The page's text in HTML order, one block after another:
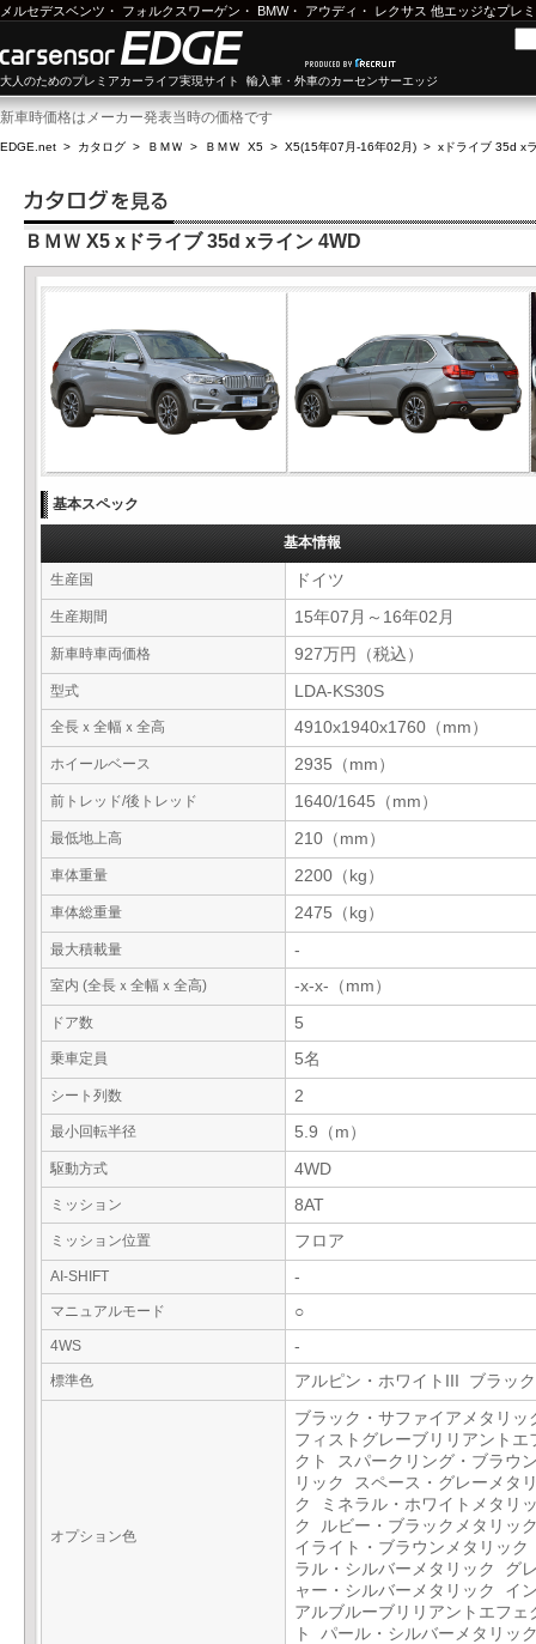
メルセデスベンツ ・ フォルクスワーゲン ・ BMW・ アウディ ・ レクサス 他エッジなプレ
大人のためのプレミアカーライフ実現サイト 輸入車・外車のカーセンサーエッジ
新車時価格はメーカー発表当時の価格です
EDGE.net > カタログ > ＢＭＷ > ＢＭＷ X5 > X5(15年07月-16年02月) > xドライブ 35d x
ＢＭＷ X5 xドライブ 35d xライン 4WD
基本スペック
基本情報
生産国 ドイツ
生産期間 15年07月～16年02月
新車時車両価格 927万円（税込）
型式 LDA-KS30S
全長ｘ全幅ｘ全高 4910x1940x1760（mm）
ホイールベース 2935（mm）
前トレッド/後トレッド 1640/1645（mm）
最低地上高 210（mm）
車体重量 2200（kg）
車体総重量 2475（kg）
最大積載量 -
室内 (全長ｘ全幅ｘ全高) -x-x-（mm）
ドア数 5
乗車定員 5名
シート列数 2
最小回転半径 5.9（m）
駆動方式 4WD
ミッション 8AT
ミッション位置 フロア
AI-SHIFT -
マニュアルモード ○
4WS -
標準色 アルピン・ホワイトIII ブラッ
オプション色
ブラック・サファイアメタリ
フィストグレーブリリアントエ
クト スパークリング・ブラウ
リック スペース・グレーメタ
ク ミネラル・ホワイトメタリ
ク ルビー・ブラックメタリッ
イライト・ブラウンメタリッ
ラル・シルバーメタリック グ
ャー・シルバーメタリック イ
アルブルーブリリアントエフェ
ト パール・シルバーメタリッ